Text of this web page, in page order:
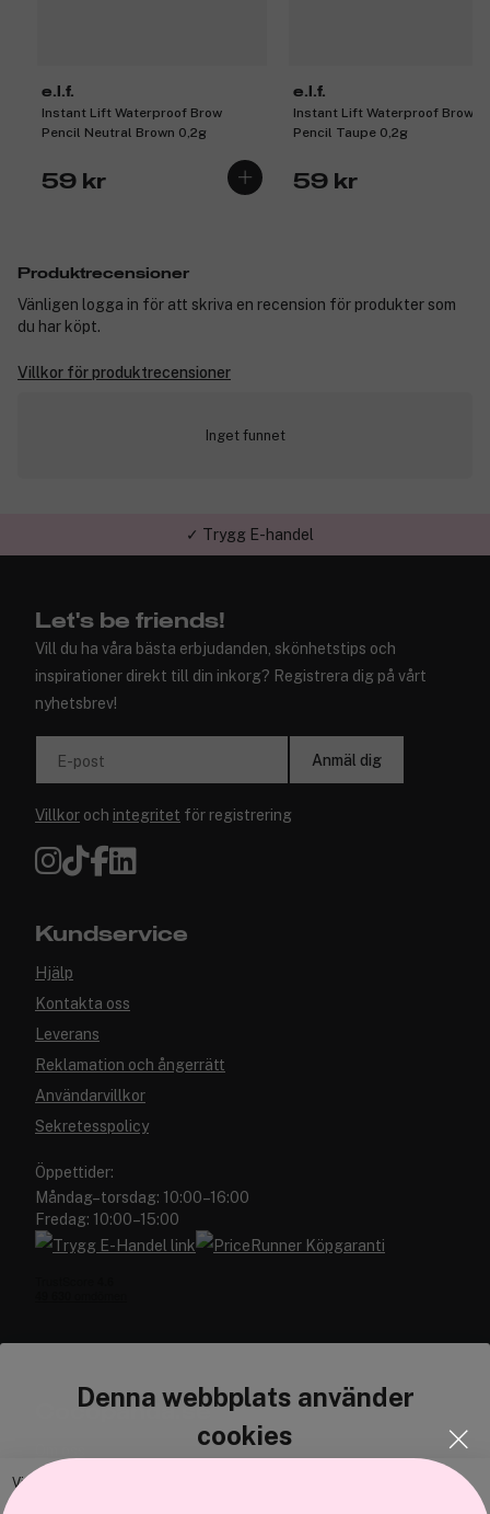
Denna webbplats använder
cookies
Vi använder enhetsidentifierare för att anpassa innehållet och
e.l.f.
Instant Lift Waterproof Brow
Pencil Neutral Brown 0,2g
59 kr
e.l.f.
Instant Lift Waterproof Brow
Pencil Taupe 0,2g
59 kr
Produktrecensioner
Vänligen logga in för att skriva en recension för produkter som
du har köpt.
Villkor för produktrecensioner
Inget funnet
✓ Trygg E-handel
Let's be friends!
Vill du ha våra bästa erbjudanden, skönhetstips och
inspirationer direkt till din inkorg? Registrera dig på vårt
nyhetsbrev!
E-post Anmäl dig
Villkor och integritet för registrering
Kundservice
Hjälp
Kontakta oss
Leverans
Reklamation och ångerrätt
Användarvillkor
Sekretesspolicy
Öppettider:
Måndag–torsdag: 10:00–16:00
Fredag: 10:00–15:00
Cocopanda.se